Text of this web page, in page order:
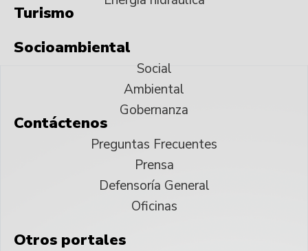
Turismo
Socioambiental
Social
Ambiental
Gobernanza
Contáctenos
Preguntas Frecuentes
Prensa
Defensoría General
Oficinas
Otros portales